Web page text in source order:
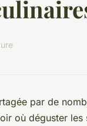
par de
où déguster